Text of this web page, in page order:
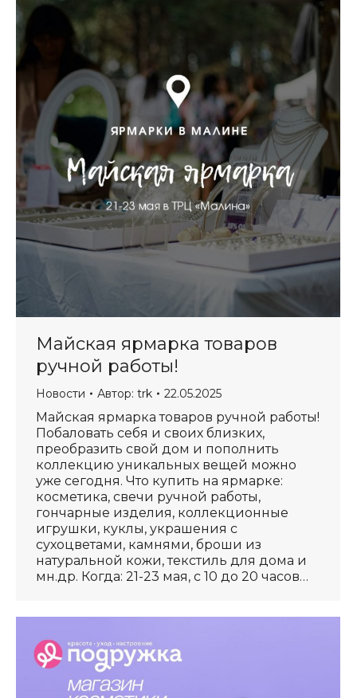
Майская ярмарка товаров
ручной работы!
Новости Автор: trk 22.05.2025
Майская ярмарка товаров ручной работы!
Побаловать себя и своих близких,
преобразить свой дом и пополнить
коллекцию уникальных вещей можно
уже сегодня. Что купить на ярмарке:
косметика, свечи ручной работы,
гончарные изделия, коллекционные
игрушки, куклы, украшения с
сухоцветами, камнями, броши из
натуральной кожи, текстиль для дома и
мн.др. Когда: 21-23 мая, с 10 до 20 часов…